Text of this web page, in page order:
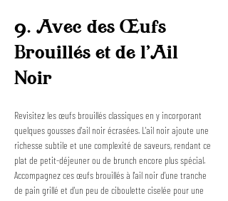
9. Avec des Œufs
Brouillés et de l'Ail
Noir
Revisitez les œufs brouillés classiques en y incorporant
quelques gousses d'ail noir écrasées. L'ail noir ajoute une
richesse subtile et une complexité de saveurs, rendant ce
plat de petit-déjeuner ou de brunch encore plus spécial.
Accompagnez ces œufs brouillés à l'ail noir d'une tranche
de pain grillé et d'un peu de ciboulette ciselée pour une